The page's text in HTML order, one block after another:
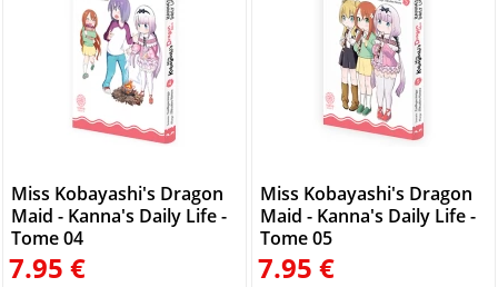
Miss Kobayashi's Dragon
Maid - Kanna's Daily Life -
Tome 04
7.95 €
Miss Kobayashi's Dragon
Maid - Kanna's Daily Life -
Tome 05
7.95 €